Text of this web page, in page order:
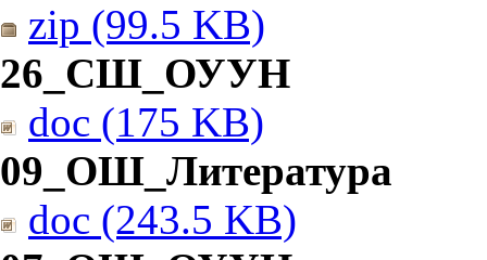
zip (99.5 KB)
26_СШ_ОУУН
doc (175 KB)
09_ОШ_Литература
doc (243.5 KB)